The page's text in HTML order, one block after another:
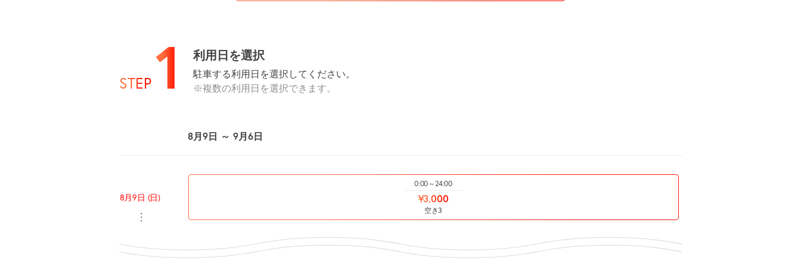
STEP 1 利用日を選択
駐車する利用日を選択してください。
※複数の利用日を選択できます。
8月9日 ～ 9月6日
8月9日 (日)
・・・
0:00～24:00
¥3,000
空き3